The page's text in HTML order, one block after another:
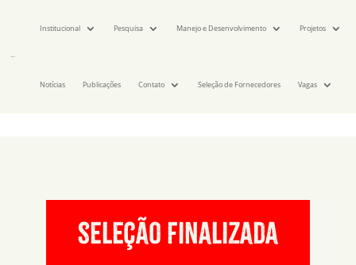
Institucional Pesquisa Manejo e Desenvolvimento Projetos
Notícias Publicações Contato Seleção de Fornecedores Vagas
seleção finalizada